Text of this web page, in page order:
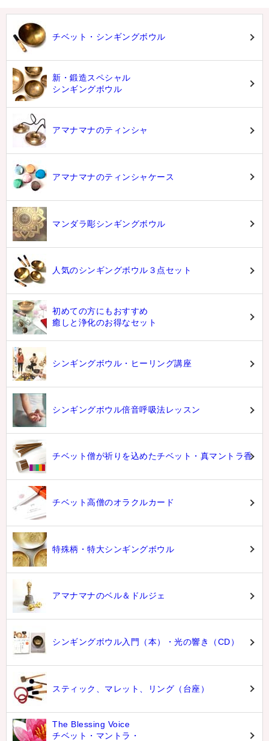
チベット・シンギングボウル
新・鍛造スペシャル
シンギングボウル
アマナマナのティンシャ
アマナマナのティンシャケース
マンダラ彫シンギングボウル
人気のシンギングボウル３点セット
初めての方にもおすすめ
癒しと浄化のお得なセット
シンギングボウル・ヒーリング講座
シンギングボウル倍音呼吸法レッスン
チベット僧が祈りを込めたチベット・真マントラ香
チベット高僧のオラクルカード
特殊柄・特大シンギングボウル
アマナマナのベル＆ドルジェ
シンギングボウル入門（本）・光の響き（CD）
スティック、マレット、リング（台座）
The Blessing Voice
チベット・マントラ・